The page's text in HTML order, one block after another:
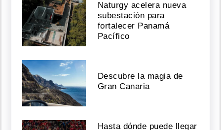
Naturgy acelera nueva
subestación para
fortalecer Panamá
Pacífico
Descubre la magia de
Gran Canaria
Hasta dónde puede llegar